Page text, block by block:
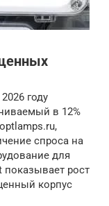
году
в 12%
спроса на
для
показывает рост
корпус